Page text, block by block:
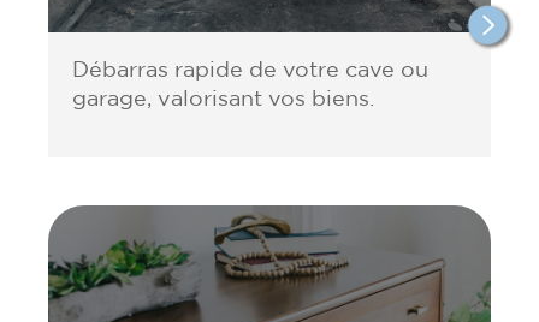
Débarras rapide de votre cave ou
garage, valorisant vos biens.